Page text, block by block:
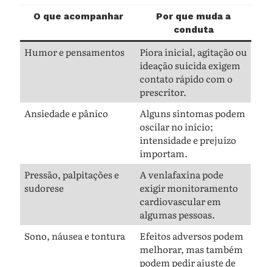
O que acompanhar
Por que muda a
conduta
Humor e pensamentos
Piora inicial, agitação ou
ideação suicida exigem
contato rápido com o
prescritor.
Ansiedade e pânico
Alguns sintomas podem
oscilar no início;
intensidade e prejuízo
importam.
Pressão, palpitações e
sudorese
A venlafaxina pode
exigir monitoramento
cardiovascular em
algumas pessoas.
Sono, náusea e tontura
Efeitos adversos podem
melhorar, mas também
podem pedir ajuste de